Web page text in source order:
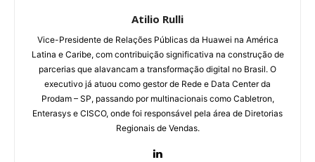
Atilio Rulli
Vice-Presidente de Relações Públicas da Huawei na América
Latina e Caribe, com contribuição significativa na construção de
parcerias que alavancam a transformação digital no Brasil. O
executivo já atuou como gestor de Rede e Data Center da
Prodam – SP, passando por multinacionais como Cabletron,
Enterasys e CISCO, onde foi responsável pela área de Diretorias
Regionais de Vendas.